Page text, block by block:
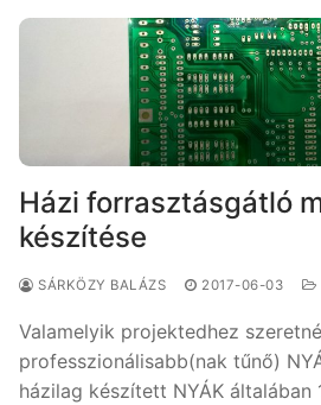
Házi forrasztásgátló
készítése
SÁRKÖZY BALÁZS 2017-06-03
Valamelyik projektedhez
professzionálisabb(nak tűnő)
házilag készített NYÁK általában